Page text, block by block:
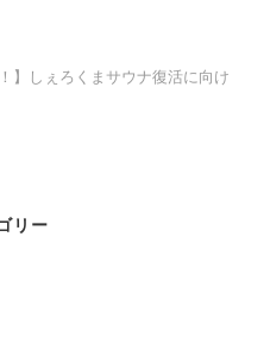
】しぇろくまサウナ復活に向け
リー